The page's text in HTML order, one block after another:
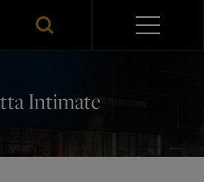
Intimate